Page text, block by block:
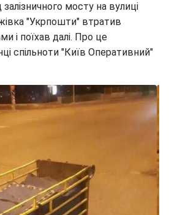
залізничного мосту на вулиці
"Укрпошти" втратив
і поїхав далі. Про це
спільноти "Київ Оперативний"